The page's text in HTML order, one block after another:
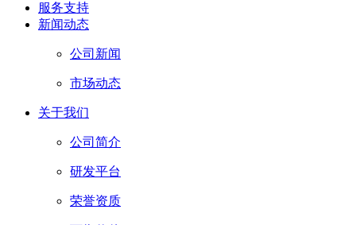
服务支持
新闻动态
公司新闻
市场动态
关于我们
公司简介
研发平台
荣誉资质